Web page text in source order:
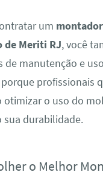
um
de Meriti RJ, você
de manutenção e
profissionais
otimizar o uso do
sua durabilidade.
o Melhor